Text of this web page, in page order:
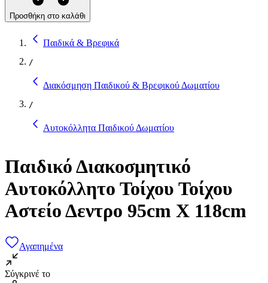
Προσθήκη στο καλάθι
Παιδικά & Βρεφικά
/
Διακόσμηση Παιδικού & Βρεφικού Δωματίου
/
Αυτοκόλλητα Παιδικού Δωματίου
Παιδικό Διακοσμητικό
Αυτοκόλλητο Τοίχου Τοίχου
Αστείο Δεντρο 95cm X 118cm
Αγαπημένα
Σύγκρινέ το